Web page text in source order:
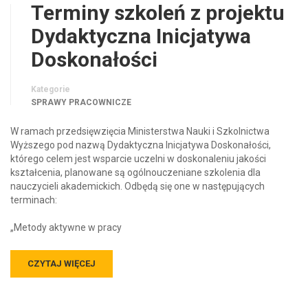
Terminy szkoleń z projektu
Dydaktyczna Inicjatywa
Doskonałości
Kategorie
SPRAWY PRACOWNICZE
W ramach przedsięwzięcia Ministerstwa Nauki i Szkolnictwa
Wyższego pod nazwą Dydaktyczna Inicjatywa Doskonałości,
którego celem jest wsparcie uczelni w doskonaleniu jakości
kształcenia, planowane są ogólnouczeniane szkolenia dla
nauczycieli akademickich. Odbędą się one w następujących
terminach:
„Metody aktywne w pracy
CZYTAJ WIĘCEJ